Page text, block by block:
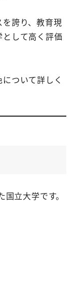
誇り、教育現
して高く評価
ついて詳しく
立大学です。